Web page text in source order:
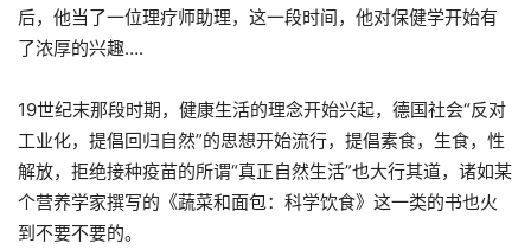
后，他当了一位理疗师助理，这一段时间，他对保健学开始有
了浓厚的兴趣….
19世纪末那段时期，健康生活的理念开始兴起，德国社会“反对
工业化，提倡回归自然”的思想开始流行，提倡素食，生食，性
解放，拒绝接种疫苗的所谓“真正自然生活”也大行其道，诸如某
个营养学家撰写的《蔬菜和面包：科学饮食》这一类的书也火
到不要不要的。